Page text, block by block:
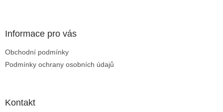
Informace pro vás
Obchodní podmínky
Podmínky ochrany osobních údajů
Kontakt